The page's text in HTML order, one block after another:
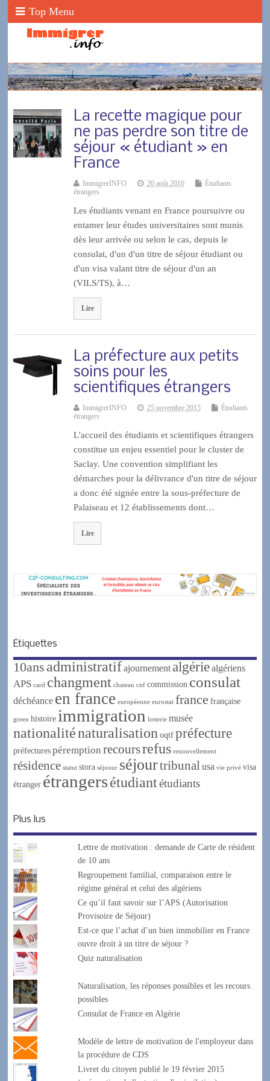
Top Menu
La recette magique pour
ne pas perdre son titre de
séjour « étudiant » en
France
ImmigrerINFO 20 août 2016
Étudiants
étrangers
Les étudiants venant en France poursuivre ou
entamer leur études universitaires sont munis
dès leur arrivée ou selon le cas, depuis le
consulat, d'un d'un titre de séjour étudiant ou
d'un visa valant titre de séjour d'un an
(VILS/TS), à…
Lire
La préfecture aux petits
soins pour les
scientifiques étrangers
ImmigrerINFO 25 novembre 2015
Étudiants
étrangers
L'accueil des étudiants et scientifiques étrangers
constitue un enjeu essentiel pour le cluster de
Saclay. Une convention simplifiant les
démarches pour la délivrance d'un titre de séjour
a donc été signée entre la sous-préfecture de
Palaiseau et 12 établissements dont…
Lire
Étiquettes
10ans administratifajournement algériealgériens
APS card changment chateau cnf commission consulat
déchéance en france européenne eurostat france française
green histoire immigration lotterie musée
nationaliténaturalisation oqtf préfecture
préfectures péremption recoursrefus renouvellement
résidence statut stora séjoour séjourtribunalusa vie privé visa
étranger étrangersétudiantétudiants
Plus lus
Lettre de motivation : demande de Carte de résident
de 10 ans
Regroupement familial, comparaison entre le
régime général et celui des algériens
Ce qu’il faut savoir sur l’APS (Autorisation
Provisoire de Séjour)
Est-ce que l’achat d’un bien immobilier en France
ouvre droit à un titre de séjour ?
Quiz naturalisation
Naturalisation, les réponses possibles et les recours
possibles
Consulat de France en Algérie
Modèle de lettre de motivation de l'employeur dans
la procédure de CDS
Livret du citoyen publié le 19 février 2015